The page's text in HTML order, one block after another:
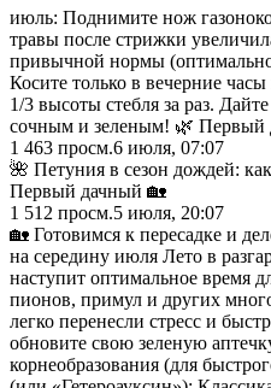
июль: Поднимите нож
травы после стрижки
привычной нормы (оптимально
Косите только в вечерние
1/3 высоты стебля за раз.
сочным и зеленым! 🌿 Первый
1 463 просм.6 июля, 07:07
🌺 Петуния в сезон дождей:
Первый дачный 🏡
1 512 просм.5 июля, 20:07
🏡 Готовимся к пересадке и
на середину июля Лето в
наступит оптимальное время
пионов, примул и других
легко перенесли стресс и
обновите свою зеленую
корнеобразования (для